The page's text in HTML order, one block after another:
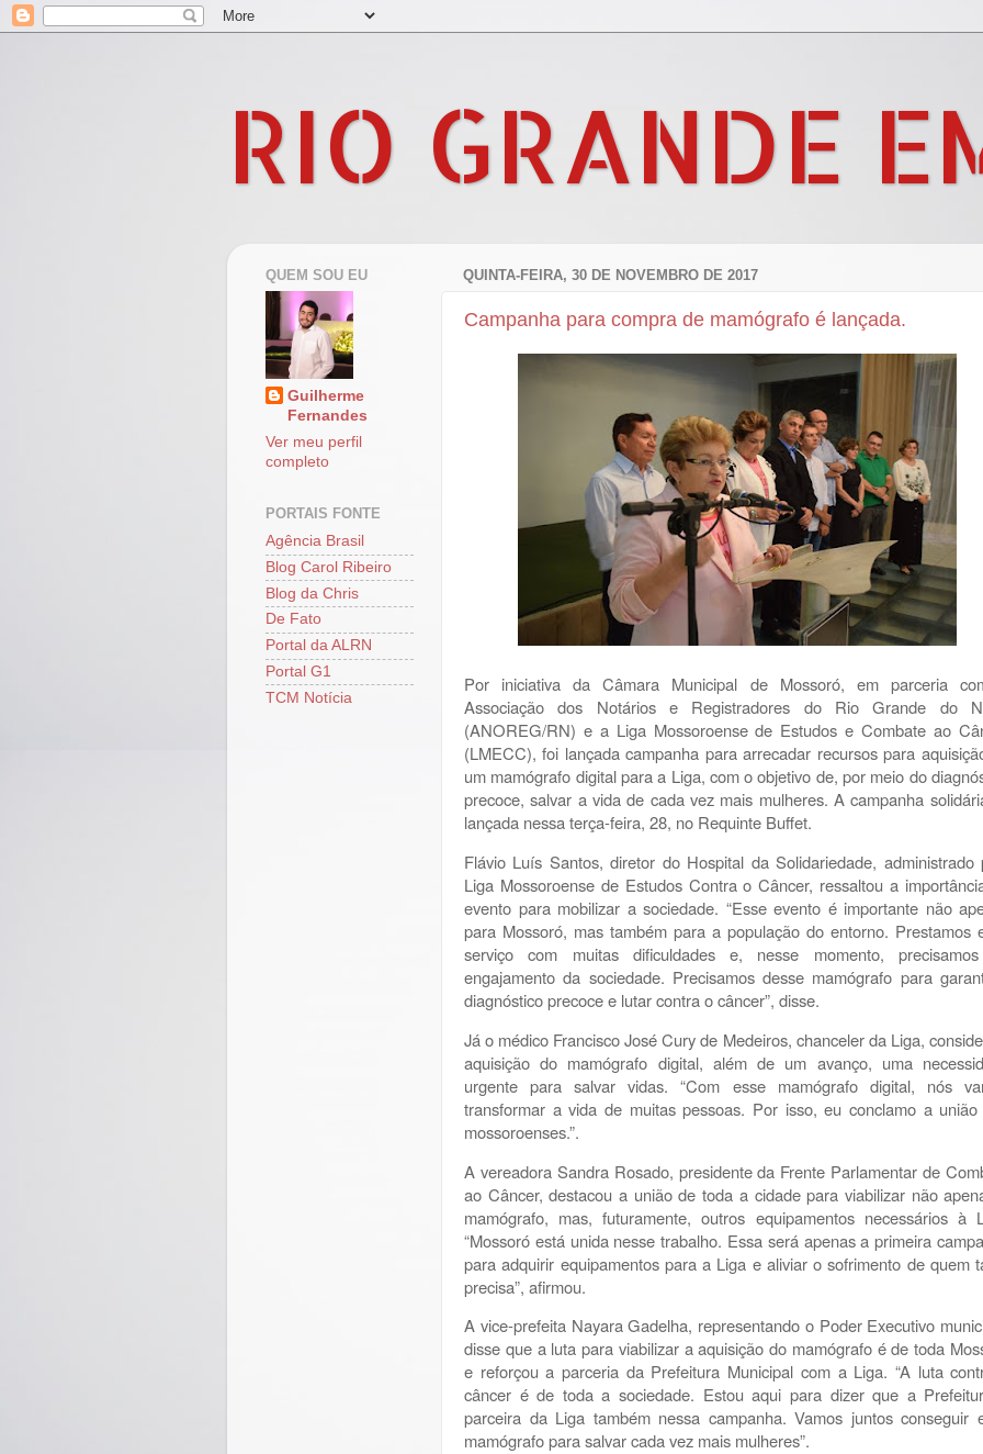
RIO GRANDE
QUINTA-FEIRA, 30 DE NOVEMBRO DE 2017
Campanha para compra de mamógrafo é lançada.
Por iniciativa da Câmara Municipal de Mossoró, em parceria
Associação dos Notários e Registradores do Rio Grande do
(ANOREG/RN) e a Liga Mossoroense de Estudos e Combate ao
(LMECC), foi lançada campanha para arrecadar recursos para
um mamógrafo digital para a Liga, com o objetivo de, por meio do
precoce, salvar a vida de cada vez mais mulheres. A campanha
lançada nessa terça-feira, 28, no Requinte Buffet.
Flávio Luís Santos, diretor do Hospital da Solidariedade, administrado
Liga Mossoroense de Estudos Contra o Câncer, ressaltou a
evento para mobilizar a sociedade. “Esse evento é importante não
para Mossoró, mas também para a população do entorno. Prestamos
serviço com muitas dificuldades e, nesse momento,
engajamento da sociedade. Precisamos desse mamógrafo para
diagnóstico precoce e lutar contra o câncer”, disse.
Já o médico Francisco José Cury de Medeiros, chanceler da Liga,
aquisição do mamógrafo digital, além de um avanço, uma
urgente para salvar vidas. “Com esse mamógrafo digital, nós
transformar a vida de muitas pessoas. Por isso, eu conclamo a união
mossoroenses.”.
A vereadora Sandra Rosado, presidente da Frente Parlamentar de
ao Câncer, destacou a união de toda a cidade para viabilizar não
mamógrafo, mas, futuramente, outros equipamentos necessários à
“Mossoró está unida nesse trabalho. Essa será apenas a primeira
para adquirir equipamentos para a Liga e aliviar o sofrimento de quem
precisa”, afirmou.
A vice-prefeita Nayara Gadelha, representando o Poder Executivo
disse que a luta para viabilizar a aquisição do mamógrafo é de toda
e reforçou a parceria da Prefeitura Municipal com a Liga. “A luta
câncer é de toda a sociedade. Estou aqui para dizer que a
parceira da Liga também nessa campanha. Vamos juntos conseguir
mamógrafo para salvar cada vez mais mulheres”.
QUEM SOU EU
Guilherme
Fernandes
Ver meu perfil
completo
PORTAIS FONTE
Agência Brasil
Blog Carol Ribeiro
Blog da Chris
De Fato
Portal da ALRN
Portal G1
TCM Notícia